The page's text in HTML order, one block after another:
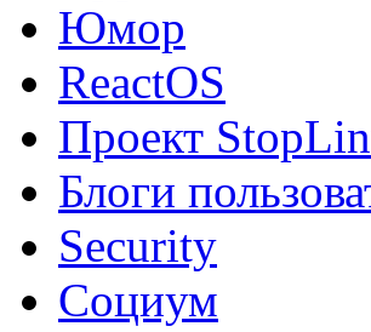
Юмор
ReactOS
Проект
Блоги
Security
Социум